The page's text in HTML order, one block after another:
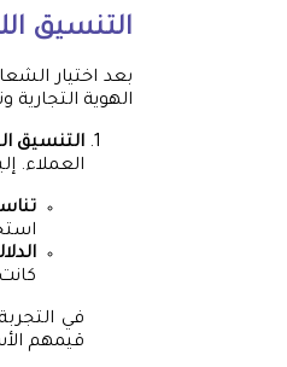
التنسيق
بعد اختيار
الهوية التجارية
التنسيق
العملاء.
في
قيمهم